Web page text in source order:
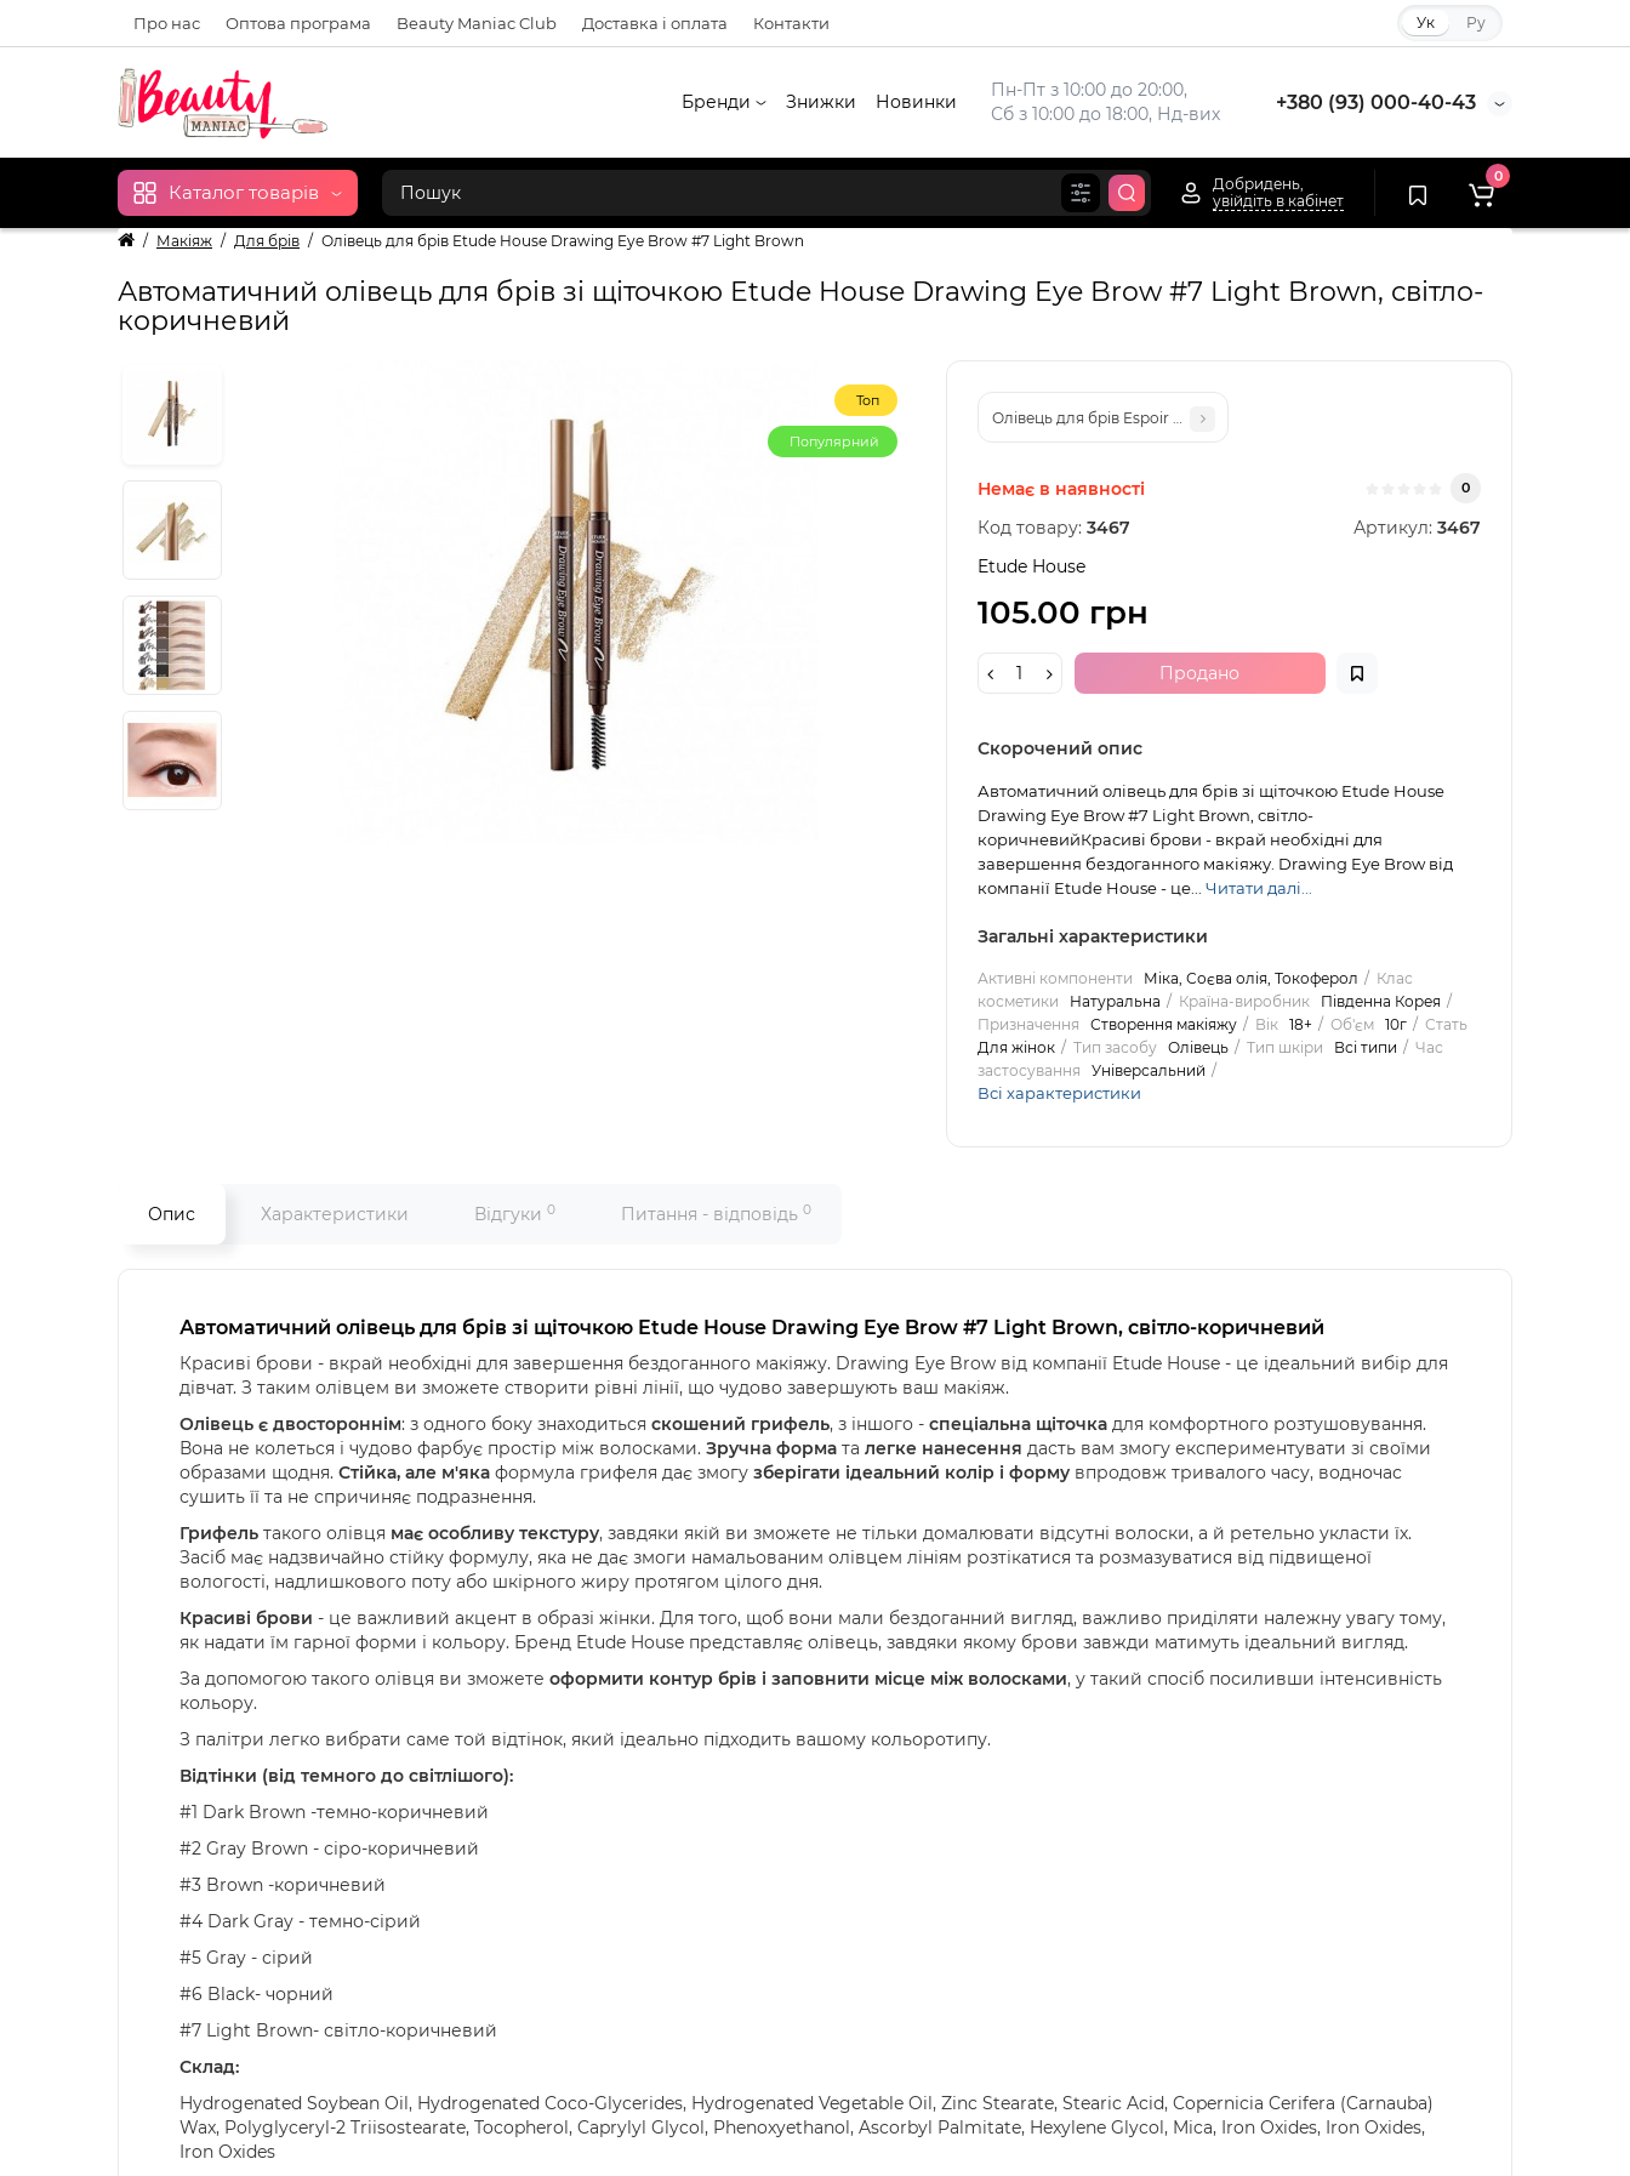
Про нас Оптова програма Beauty Maniac Club Доставка і оплата Контакти Ук Ру
Пн-Пт з 10:00 до 20:00,
Сб з 10:00 до 18:00, Нд-вих
+380 (93) 000-40-43
Бренди Знижки Новинки
Каталог товарів
Добридень,
увійдіть в кабінет
0
Макіяж Для брів Олівець для брів Etude House Drawing Eye Brow #7 Light Brown
Автоматичний олівець для брів зі щіточкою Etude House Drawing Eye Brow #7 Light Brown, світло-
коричневий
Топ
Популярний
Олівець для брів Espoir The Brow Balance Pencil №4 Ash Brown, 0.1g
Немає в наявності 0
Код товару: 3467 Артикул: 3467
Etude House
105.00 грн
Продано
Скорочений опис
Автоматичний олівець для брів зі щіточкою Etude House
Drawing Eye Brow #7 Light Brown, світло-
коричневийКрасиві брови - вкрай необхідні для
завершення бездоганного макіяжу. Drawing Eye Brow від
компанії Etude House - це... Читати далі...
Загальні характеристики
Активні компоненти Міка, Соєва олія, Токоферол
Клас
косметики
Натуральна Країна-виробник
Південна Корея
Призначення
Створення макіяжу Вік 18+ Об'єм 10г
Стать
Для жінок
Тип засобу Олівець Тип шкіри Всі типи
Час
застосування
Універсальний
Всі характеристики
Опис Характеристики Відгуки 0 Питання - відповідь 0
Автоматичний олівець для брів зі щіточкою Etude House Drawing Eye Brow #7 Light Brown, світло-коричневий
Красиві брови - вкрай необхідні для завершення бездоганного макіяжу. Drawing Eye Brow від компанії Etude House - це ідеальний вибір для
дівчат. З таким олівцем ви зможете створити рівні лінії, що чудово завершують ваш макіяж.
Олівець є двостороннім: з одного боку знаходиться скошений грифель, з іншого - спеціальна щіточка для комфортного розтушовування.
Вона не колеться і чудово фарбує простір між волосками. Зручна форма та легке нанесення дасть вам змогу експериментувати зі своїми
образами щодня. Стійка, але м'яка формула грифеля дає змогу зберігати ідеальний колір і форму впродовж тривалого часу, водночас
сушить її та не спричиняє подразнення.
Грифель такого олівця має особливу текстуру, завдяки якій ви зможете не тільки домалювати відсутні волоски, а й ретельно укласти їх.
Засіб має надзвичайно стійку формулу, яка не дає змоги намальованим олівцем лініям розтікатися та розмазуватися від підвищеної
вологості, надлишкового поту або шкірного жиру протягом цілого дня.
Красиві брови - це важливий акцент в образі жінки. Для того, щоб вони мали бездоганний вигляд, важливо приділяти належну увагу тому,
як надати їм гарної форми і кольору. Бренд Etude House представляє олівець, завдяки якому брови завжди матимуть ідеальний вигляд.
За допомогою такого олівця ви зможете оформити контур брів і заповнити місце між волосками, у такий спосіб посиливши інтенсивність
кольору.
З палітри легко вибрати саме той відтінок, який ідеально підходить вашому кольоротипу.
Відтінки (від темного до світлішого):
#1 Dark Brown -темно-коричневий
#2 Gray Brown - сіро-коричневий
#3 Brown -коричневий
#4 Dark Gray - темно-сірий
#5 Gray - сірий
#6 Black- чорний
#7 Light Brown- світло-коричневий
Склад:
Hydrogenated Soybean Oil, Hydrogenated Coco-Glycerides, Hydrogenated Vegetable Oil, Zinc Stearate, Stearic Acid, Copernicia Cerifera (Carnauba)
Wax, Polyglyceryl-2 Triisostearate, Tocopherol, Caprylyl Glycol, Phenoxyethanol, Ascorbyl Palmitate, Hexylene Glycol, Mica, Iron Oxides, Iron Oxides,
Iron Oxides